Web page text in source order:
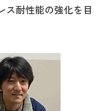
ス耐性能の強化を目